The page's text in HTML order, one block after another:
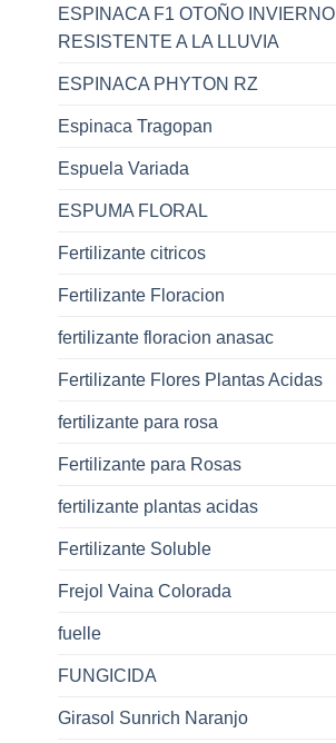
ESPINACA F1 OTOÑO INVIERNO
RESISTENTE A LA LLUVIA
ESPINACA PHYTON RZ
Espinaca Tragopan
Espuela Variada
ESPUMA FLORAL
Fertilizante citricos
Fertilizante Floracion
fertilizante floracion anasac
Fertilizante Flores Plantas Acidas
fertilizante para rosa
Fertilizante para Rosas
fertilizante plantas acidas
Fertilizante Soluble
Frejol Vaina Colorada
fuelle
FUNGICIDA
Girasol Sunrich Naranjo